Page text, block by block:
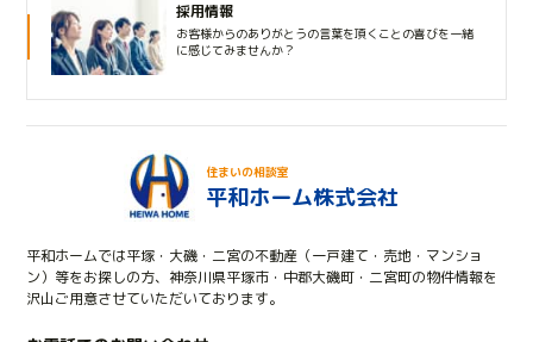
採用情報
お客様からのありがとうの言葉を頂くことの喜びを一緒
に感じてみませんか？
住まいの相談室
平和ホーム株式会社
平和ホームでは平塚・大磯・二宮の不動産（一戸建て・売地・マンショ
ン）等をお探しの方、神奈川県平塚市・中郡大磯町・二宮町の物件情報を
沢山ご用意させていただいております。